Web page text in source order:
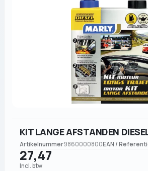
KIT LANGE AFSTANDEN
Artikelnummer9860000800EAN /
27,47
Incl. btw